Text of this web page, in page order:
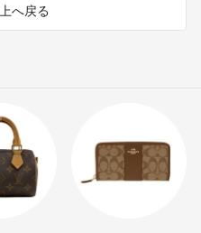
へ戻る